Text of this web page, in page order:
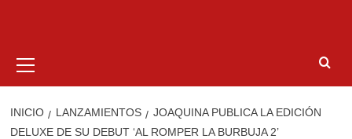
primario
INICIO LANZAMIENTOS
JOAQUINA PUBLICA LA EDICIÓN
DELUXE DE SU DEBUT ‘AL ROMPER LA BURBUJA 2’